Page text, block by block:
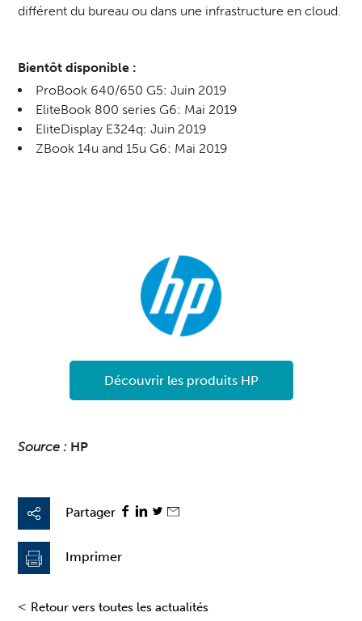
Partager
Imprimer
< Retour vers toutes les actualités
différent du bureau ou dans une infrastructure en cloud.
Bientôt disponible :
ProBook 640/650 G5: Juin 2019
EliteBook 800 series G6: Mai 2019
EliteDisplay E324q: Juin 2019
ZBook 14u and 15u G6: Mai 2019
Découvrir les produits HP
Source : HP